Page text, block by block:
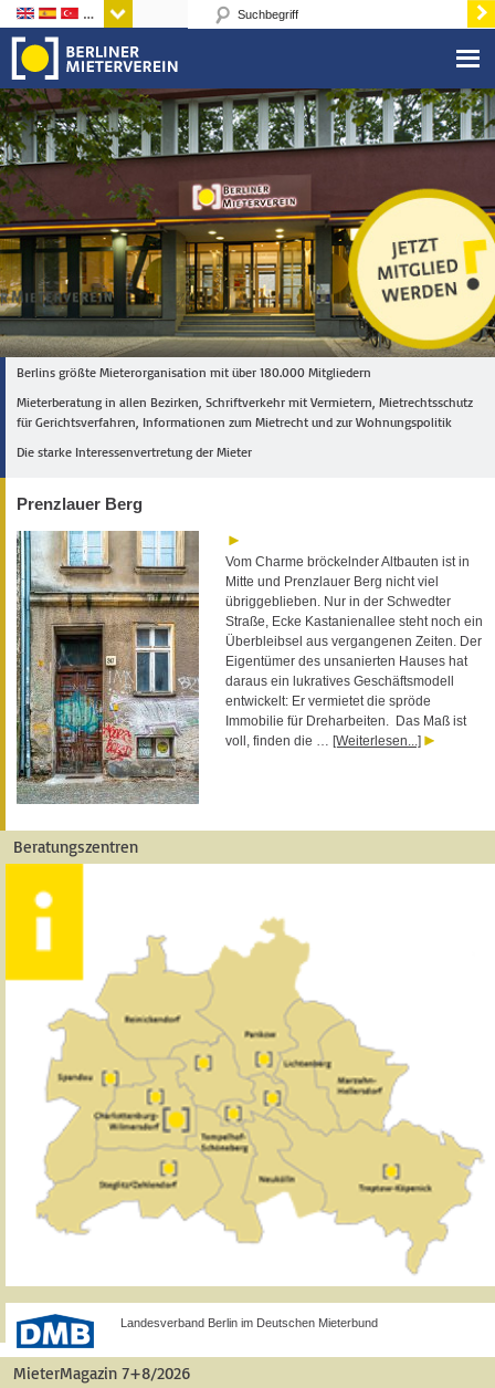
Sprachen
Berlins größte Mieterorganisation mit über 180.000 Mitgliedern
Mieterberatung in allen Bezirken, Schriftverkehr mit Vermietern, Mietrechtsschutz
für Gerichtsverfahren, Informationen zum Mietrecht und zur Wohnungspolitik
Die starke Interessenvertretung der Mieter
Prenzlauer Berg
Vom Charme bröckelnder Altbauten ist in
Mitte und Prenzlauer Berg nicht viel
übriggeblieben. Nur in der Schwedter
Straße, Ecke Kastanienallee steht noch ein
Überbleibsel aus vergangenen Zeiten. Der
Eigentümer des unsanierten Hauses hat
daraus ein lukratives Geschäftsmodell
entwickelt: Er vermietet die spröde
Immobilie für Dreharbeiten. Das Maß ist
voll, finden die … [Weiterlesen...]
Beratungszentren
Landesverband Berlin im Deutschen Mieterbund
MieterMagazin 7+8/2026